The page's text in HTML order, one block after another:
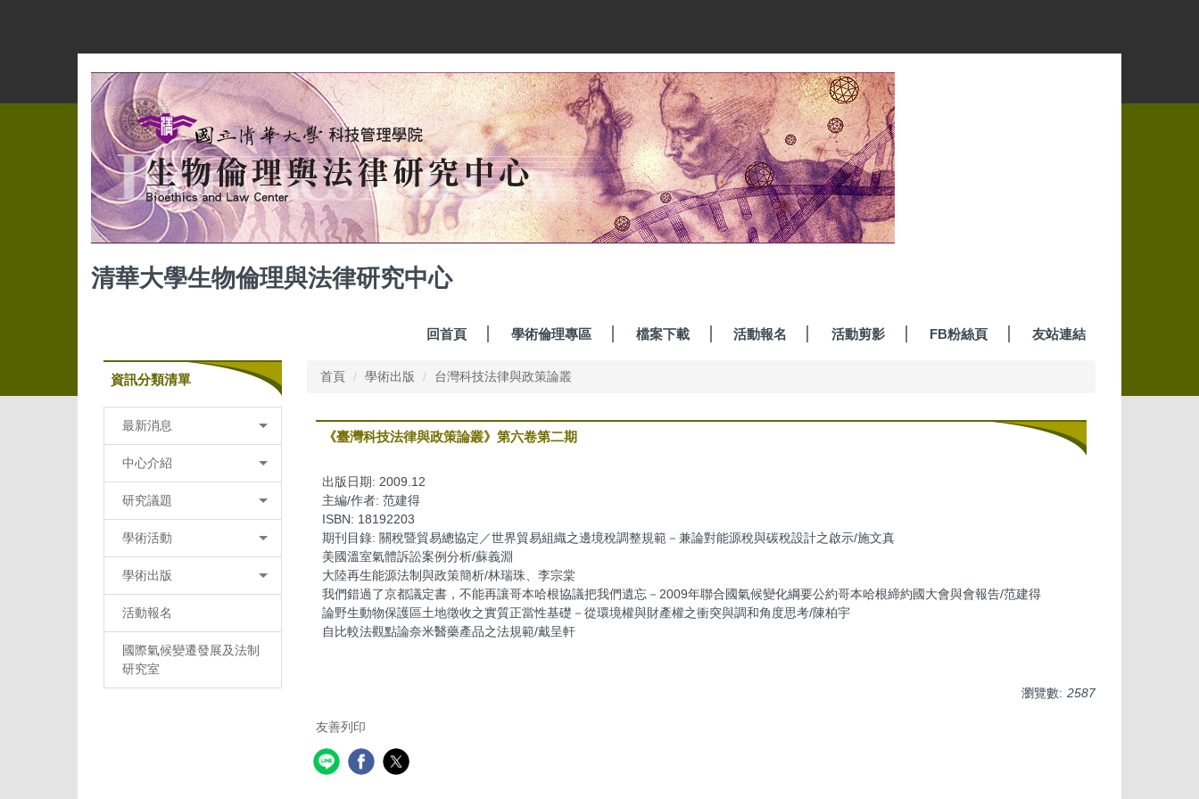
容
清華大學生物倫理與法律研究中心
回首頁 學術倫理專區 檔案下載 活動報名 活動剪影 FB粉絲頁 友站連結
資訊分類清單
最新消息
中心介紹
研究議題
學術活動
學術出版
活動報名
國際氣候變遷發展及法制
研究室
首頁 學術出版 台灣科技法律與政策論叢
《臺灣科技法律與政策論叢》第六卷第二期
出版日期: 2009.12
主編/作者: 范建得
ISBN: 18192203
期刊目錄: 關稅暨貿易總協定／世界貿易組織之邊境稅調整規範－兼論對能源稅與碳稅設計之啟示/施文真
美國溫室氣體訴訟案例分析/蘇義淵
大陸再生能源法制與政策簡析/林瑞珠、李宗棠
我們錯過了京都議定書，不能再讓哥本哈根協議把我們遺忘－2009年聯合國氣候變化綱要公約哥本哈根締約國大會與會報告/范建得
論野生動物保護區土地徵收之實質正當性基礎－從環境權與財產權之衝突與調和角度思考/陳柏宇
自比較法觀點論奈米醫藥產品之法規範/戴呈軒
瀏覽數: 2587
友善列印